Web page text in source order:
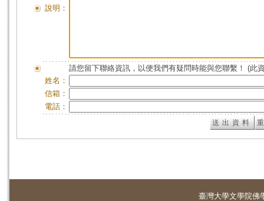
說明：
請您留下聯絡資訊，以便我們有疑問時能與您聯繫！ (此
姓名：
信箱：
電話：
臺灣大學文學院佛